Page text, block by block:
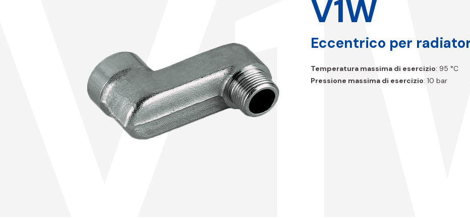
V1W
Eccentrico per
Temperatura massima di esercizio: 95 °C
Pressione massima di esercizio: 10 bar